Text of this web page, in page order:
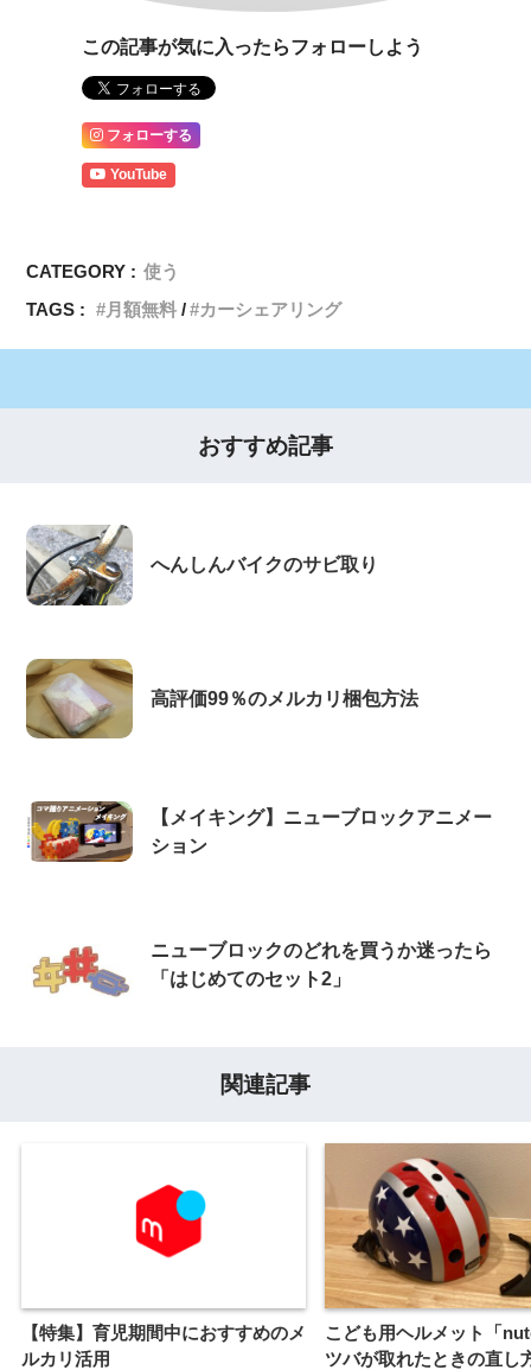
この記事が気に入ったらフォローしよう
フォローする
YouTube
CATEGORY : 使う
TAGS :
月額無料 カーシェアリング
おすすめ記事
へんしんバイクのサビ取り
高評価99％のメルカリ梱包方法
【メイキング】ニューブロックアニメー
ション
ニューブロックのどれを買うか迷ったら
「はじめてのセット2」
関連記事
【特集】育児期間中におすすめのメ
ルカリ活用
こども用ヘルメット「
ツバが取れたときの直し